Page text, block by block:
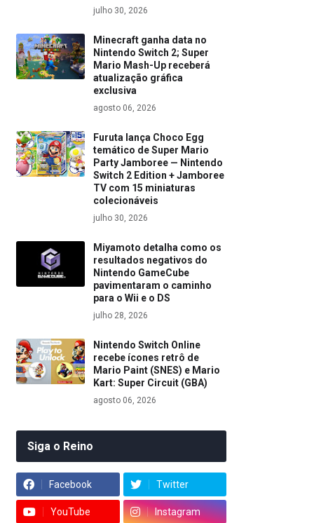
julho 30, 2026
Minecraft ganha data no
Nintendo Switch 2; Super
Mario Mash-Up receberá
atualização gráfica
exclusiva
agosto 06, 2026
Furuta lança Choco Egg
temático de Super Mario
Party Jamboree — Nintendo
Switch 2 Edition + Jamboree
TV com 15 miniaturas
colecionáveis
julho 30, 2026
Miyamoto detalha como os
resultados negativos do
Nintendo GameCube
pavimentaram o caminho
para o Wii e o DS
julho 28, 2026
Nintendo Switch Online
recebe ícones retrô de
Mario Paint (SNES) e Mario
Kart: Super Circuit (GBA)
agosto 06, 2026
Siga o Reino
Facebook Twitter
YouTube Instagram